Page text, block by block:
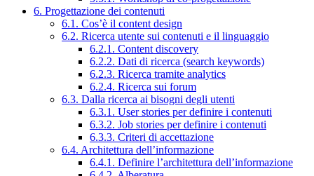
6. Progettazione dei contenuti
6.1. Cos’è il content design
6.2. Ricerca utente sui contenuti e il linguaggio
6.2.1. Content discovery
6.2.2. Dati di ricerca (search keywords)
6.2.3. Ricerca tramite analytics
6.2.4. Ricerca sui forum
6.3. Dalla ricerca ai bisogni degli utenti
6.3.1. User stories per definire i contenuti
6.3.2. Job stories per definire i contenuti
6.3.3. Criteri di accettazione
6.4. Architettura dell’informazione
6.4.1. Definire l’architettura dell’informazione